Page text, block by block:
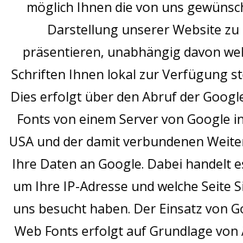
möglich Ihnen die von uns
Darstellung unserer Website zu
präsentieren, unabhängig davon
Schriften Ihnen lokal zur Verfügung
Dies erfolgt über den Abruf der
Fonts von einem Server von Google
USA und der damit verbundenen
Ihre Daten an Google. Dabei handelt
um Ihre IP-Adresse und welche Seite
uns besucht haben. Der Einsatz von
Web Fonts erfolgt auf Grundlage von